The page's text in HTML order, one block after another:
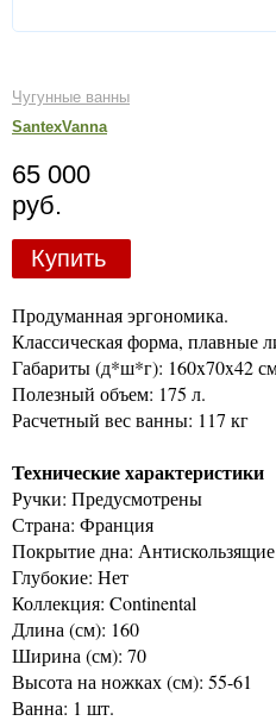
Чугунные ванны
SantexVanna
65 000
руб.
Купить
Продуманная эргономика.
Классическая форма, плавные
Габариты (д*ш*г): 160x70x42
Полезный объем: 175 л.
Расчетный вес ванны: 117 кг
Технические характеристики
Ручки: Предусмотрены
Страна: Франция
Покрытие дна: Антискользящие
Глубокие: Нет
Коллекция: Continental
Длина (см): 160
Ширина (см): 70
Высота на ножках (см): 55-61
Ванна: 1 шт.